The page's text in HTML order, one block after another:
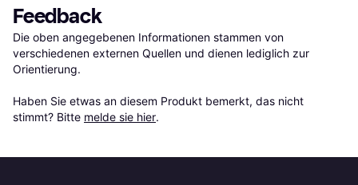
Feedback
Die oben angegebenen Informationen stammen von
verschiedenen externen Quellen und dienen lediglich zur
Orientierung.
Haben Sie etwas an diesem Produkt bemerkt, das nicht
stimmt? Bitte melde sie hier.